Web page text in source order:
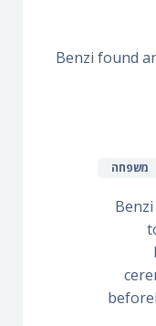
Benzi found
משפחה